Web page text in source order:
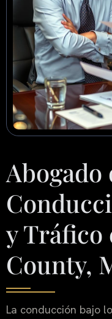
Abogado
y Tráfico
County,
La conducción bajo